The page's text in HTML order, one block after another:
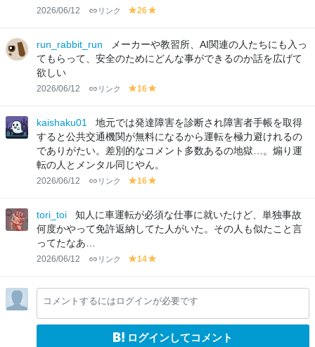
2026/06/12 リンク
y
lo
w
26
lo
w
run_rabbit_run
メーカーや教習所、AI関連の人たちにも入っ
てもらって、安全のためにどんな事ができるのか話を広げて
欲しい
2026/06/12 リンク
y
lo
w
16
lo
w
kaishaku01
地元では発達障害を診断され障害者手帳を取得
すると公共交通機関が無料になるから運転を極力避けれるの
でありがたい。差別的なコメント多数あるの地獄…。煽り運
転の人とメンタル同じやん。
2026/06/12 リンク
y
lo
w
16
lo
w
tori_toi
知人に車運転が必須な仕事に就いたけど、単独事故
何度かやって免許返納してた人がいた。その人も似たこと言
ってたなあ…
2026/06/12 リンク
y
lo
w
14
lo
w
コメントするにはログインが必要です
ログインしてコメント